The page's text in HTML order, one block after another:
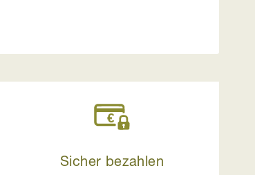
Sicher bezahlen